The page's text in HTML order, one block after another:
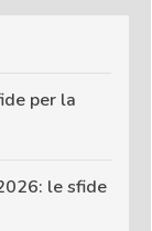
per la
le sfide